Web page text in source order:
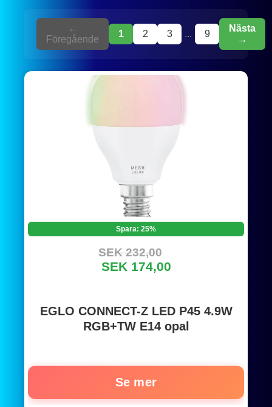
←
Föregående
1 2 3 ... 9
Nästa
→
Spara: 25%
SEK 232,00
SEK 174,00
EGLO CONNECT-Z LED P45 4.9W
RGB+TW E14 opal
Se mer